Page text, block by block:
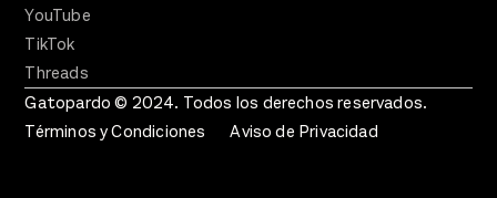
YouTube
TikTok
Threads
Gatopardo © 2024. Todos los derechos reservados.
Términos y Condiciones
Aviso de Privacidad